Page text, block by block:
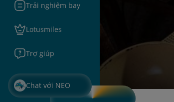
Trải nghiệm bay
Lotusmiles
Trợ giúp
Chat với NEO